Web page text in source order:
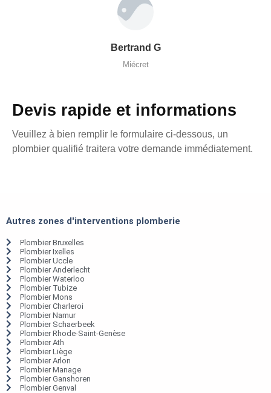
Bertrand G
Miécret
Devis rapide et informations
Veuillez à bien remplir le formulaire ci-dessous, un
plombier qualifié traitera votre demande immédiatement.
Autres zones d'interventions plomberie
Plombier Bruxelles
Plombier Ixelles
Plombier Uccle
Plombier Anderlecht
Plombier Waterloo
Plombier Tubize
Plombier Mons
Plombier Charleroi
Plombier Namur
Plombier Schaerbeek
Plombier Rhode-Saint-Genèse
Plombier Ath
Plombier Liège
Plombier Arlon
Plombier Manage
Plombier Ganshoren
Plombier Genval